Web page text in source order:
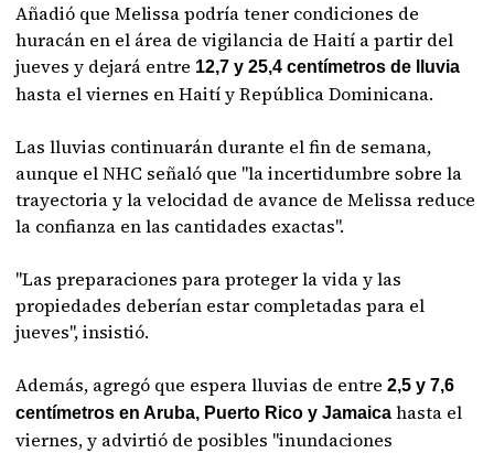
Añadió que Melissa podría tener condiciones de
huracán en el área de vigilancia de Haití a partir del
jueves y dejará entre 12,7 y 25,4 centímetros de lluvia
hasta el viernes en Haití y República Dominicana.
Las lluvias continuarán durante el fin de semana,
aunque el NHC señaló que "la incertidumbre sobre la
trayectoria y la velocidad de avance de Melissa reduce
la confianza en las cantidades exactas".
"Las preparaciones para proteger la vida y las
propiedades deberían estar completadas para el
jueves", insistió.
Además, agregó que espera lluvias de entre2,5 y 7,6
centímetros en Aruba, Puerto Rico y Jamaica hasta el
viernes, y advirtió de posibles "inundaciones